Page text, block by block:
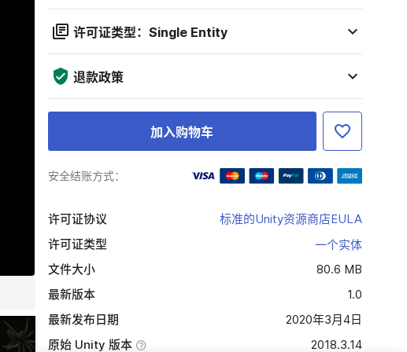
许可证类型：Single Entity
退款政策
加入购物车
安全结账方式：
许可证协议
标准的Unity资源商店EULA
许可证类型
一个实体
文件大小
80.6 MB
最新版本
1.0
最新发布日期
2020年3月4日
原始 Unity 版本
2018.3.14